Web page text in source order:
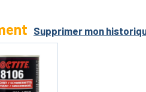
Supprimer mon